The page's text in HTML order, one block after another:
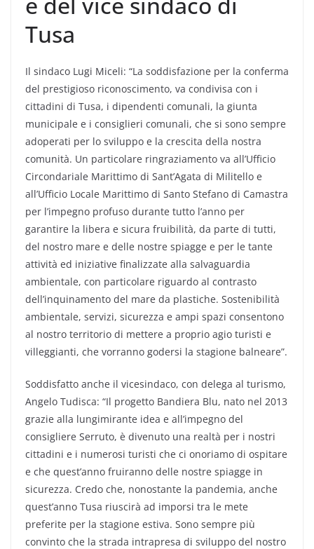
Tusa
Il sindaco Lugi Miceli: “La soddisfazione per la conferma
del prestigioso riconoscimento, va condivisa con i
cittadini di Tusa, i dipendenti comunali, la giunta
municipale e i consiglieri comunali, che si sono sempre
adoperati per lo sviluppo e la crescita della nostra
comunità. Un particolare ringraziamento va all’Ufficio
Circondariale Marittimo di Sant’Agata di Militello e
all’Ufficio Locale Marittimo di Santo Stefano di Camastra
per l’impegno profuso durante tutto l’anno per
garantire la libera e sicura fruibilità, da parte di tutti,
del nostro mare e delle nostre spiagge e per le tante
attività ed iniziative finalizzate alla salvaguardia
ambientale, con particolare riguardo al contrasto
dell’inquinamento del mare da plastiche. Sostenibilità
ambientale, servizi, sicurezza e ampi spazi consentono
al nostro territorio di mettere a proprio agio turisti e
villeggianti, che vorranno godersi la stagione balneare”.
Soddisfatto anche il vicesindaco, con delega al turismo,
Angelo Tudisca: “Il progetto Bandiera Blu, nato nel 2013
grazie alla lungimirante idea e all’impegno del
consigliere Serruto, è divenuto una realtà per i nostri
cittadini e i numerosi turisti che ci onoriamo di ospitare
e che quest’anno fruiranno delle nostre spiagge in
sicurezza. Credo che, nonostante la pandemia, anche
quest’anno Tusa riuscirà ad imporsi tra le mete
preferite per la stagione estiva. Sono sempre più
convinto che la strada intrapresa di sviluppo del nostro